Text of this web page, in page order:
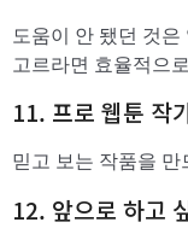
도움이 안 됐던 것
고르라면 효율적으
​11. 프로 웹툰 작
믿고 보는 작품을
​12. 앞으로 하고